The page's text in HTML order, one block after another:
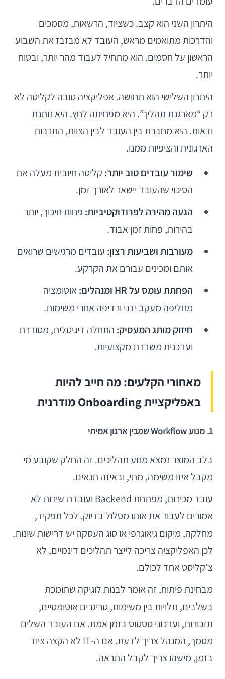
היתרון השני הוא קצב. כשציוד, הרשאות, מסמכים
והדרכות מתואמים מראש, העובד לא מבזבז את השבוע
הראשון על חסמים. הוא מתחיל לעבוד מהר יותר, ובטוח
יותר.
היתרון השלישי הוא תחושה. אפליקציה טובה לקליטה לא
רק “מארגנת תהליך”. היא מפחיתה לחץ. היא נותנת
ודאות. היא מחברת בין העובד לבין הצוות, התרבות
הארגונית והציפיות ממנו.
שימור עובדים טוב יותר: קליטה חיובית מעלה את
הסיכוי שהעובד יישאר לאורך זמן.
הגעה מהירה לפרודוקטיביות: פחות חיכוך, יותר
בהירות, פחות זמן אבוד.
מעורבות ושביעות רצון: עובדים מרגישים שרואים
אותם ומכינים עבורם את הקרקע.
הפחתת עומס על HR ומנהלים:
אוטומציה
מחליפה מעקב ידני ורדיפה אחרי משימות.
חיזוק מותג המעסיק: התחלה דיגיטלית, מסודרת
ועדכנית משדרת מקצועיות.
מאחורי הקלעים: מה חייב להיות
באפליקציית Onboarding מודרנית
1. מנוע Workflow שמבין ארגון אמיתי
בלב המוצר נמצא מנוע תהליכים. זה החלק שקובע מי
מקבל איזו משימה, מתי, ובאיזה תנאים.
עובד מכירות, מפתחת Backend ועובדת שירות לא
אמורים לעבור את אותו מסלול בדיוק. לכל תפקיד,
מחלקה, מיקום גיאוגרפי או סוג העסקה יש דרישות שונות.
לכן האפליקציה צריכה לייצר תהליכים דינמיים, לא
צ’קליסט אחד לכולם.
מבחינת פיתוח, זה אומר לבנות לוגיקה שתומכת
בשלבים, תלויות בין משימות, טריגרים אוטומטיים,
תזכורות, ועדכוני סטטוס בזמן אמת. אם העובד השלים
מסמך, המנהל צריך לדעת. אם ה-IT לא הקצה ציוד
בזמן, מישהו צריך לקבל התראה.